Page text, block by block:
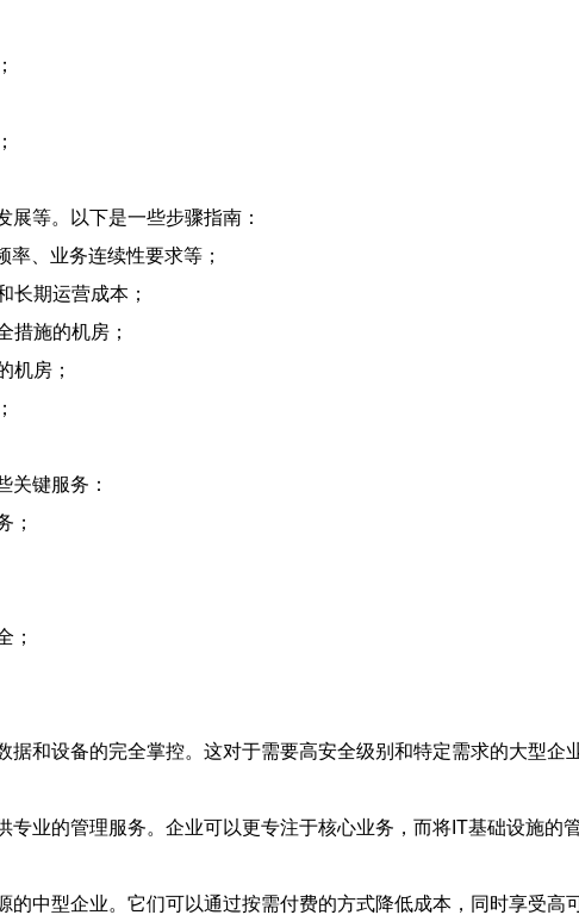
等。以下是一些步骤指南：
、业务连续性要求等；
长期运营成本；
措施的机房；
机房；
关键服务：
；
；
和设备的完全掌控。这对于需要高安全级别和特定需求的大型企
业的管理服务。企业可以更专注于核心业务，而将IT基础设施的
中型企业。它们可以通过按需付费的方式降低成本，同时享受高